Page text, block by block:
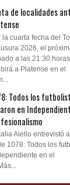
de localidades
la cuarta fecha del
2026, el
a las 21:30 horas
a Platense en el
Todos los
en
Aiello entrevistó
1078: Todos los
en el